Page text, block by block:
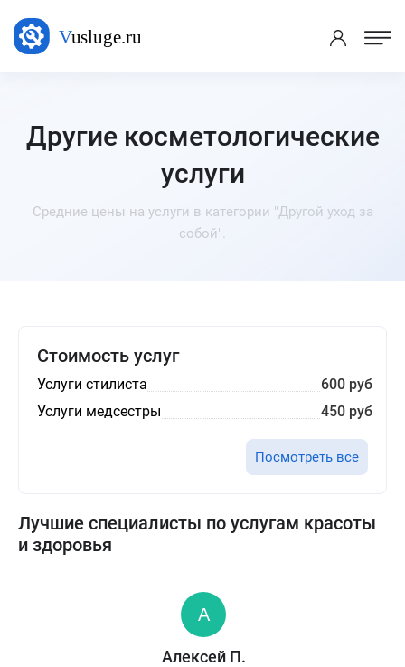
Другие косметологические
услуги
Средние цены на услуги в категории "Другой уход за
собой".
Стоимость услуг
Услуги стилиста
600 руб
Услуги медсестры
450 руб
Посмотреть все
Лучшие специалисты по услугам красоты
и здоровья
Алексей П.